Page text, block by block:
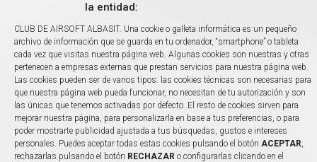
la entidad:
CLUB DE AIRSOFT ALBASIT. Una cookie o galleta informática es un pequeño
archivo de información que se guarda en tu ordenador, “smartphone” o tableta
cada vez que visitas nuestra página web. Algunas cookies son nuestras y otras
pertenecen a empresas externas que prestan servicios para nuestra página web.
Las cookies pueden ser de varios tipos: las cookies técnicas son necesarias para
que nuestra página web pueda funcionar, no necesitan de tu autorización y son
las únicas que tenemos activadas por defecto. El resto de cookies sirven para
mejorar nuestra página, para personalizarla en base a tus preferencias, o para
poder mostrarte publicidad ajustada a tus búsquedas, gustos e intereses
personales. Puedes aceptar todas estas cookies pulsando el botón ACEPTAR,
rechazarlas pulsando el botón RECHAZAR o configurarlas clicando en el